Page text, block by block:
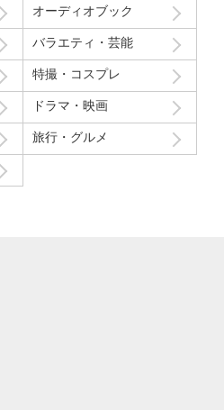
年間ランキング
オーディオブック
バラエティ・芸能
特撮・コスプレ
ドラマ・映画
旅行・グルメ